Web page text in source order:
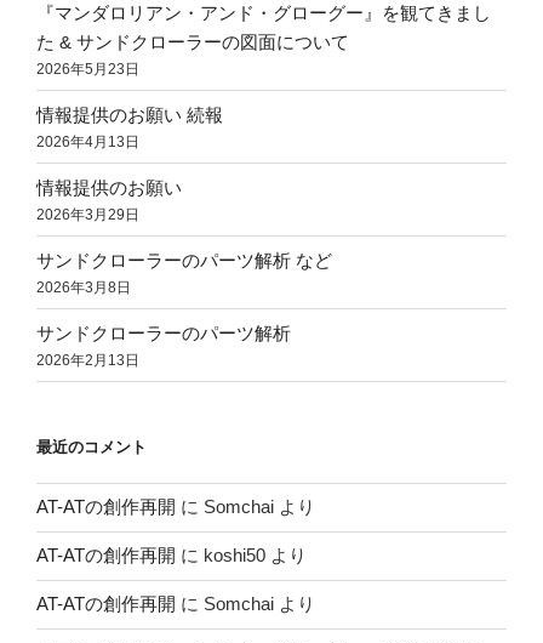
『マンダロリアン・アンド・グローグー』を観てきまし
た & サンドクローラーの図面について
2026年5月23日
情報提供のお願い 続報
2026年4月13日
情報提供のお願い
2026年3月29日
サンドクローラーのパーツ解析 など
2026年3月8日
サンドクローラーのパーツ解析
2026年2月13日
最近のコメント
AT-ATの創作再開 に Somchai より
AT-ATの創作再開 に koshi50 より
AT-ATの創作再開 に Somchai より